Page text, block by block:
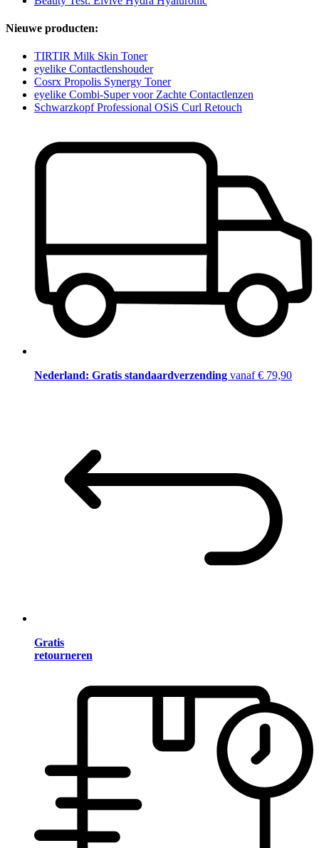
Nieuwe producten:
TIRTIR Milk Skin Toner
eyelike Contactlenshouder
Cosrx Propolis Synergy Toner
eyelike Combi-Super voor Zachte Contactlenzen
Schwarzkopf Professional OSiS Curl Retouch
Nederland: Gratis standaardverzending vanaf € 79,90
Gratis
retourneren